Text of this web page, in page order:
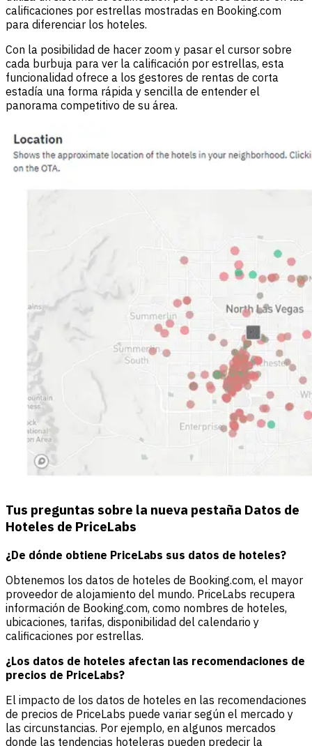
calificaciones por estrellas mostradas en Booking.com
para diferenciar los hoteles.
Con la posibilidad de hacer zoom y pasar el cursor sobre
cada burbuja para ver la calificación por estrellas, esta
funcionalidad ofrece a los gestores de rentas de corta
estadía una forma rápida y sencilla de entender el
panorama competitivo de su área.
Tus preguntas sobre la nueva pestaña Datos de
Hoteles de PriceLabs
¿De dónde obtiene PriceLabs sus datos de hoteles?
Obtenemos los datos de hoteles de Booking.com, el mayor
proveedor de alojamiento del mundo. PriceLabs recupera
información de Booking.com, como nombres de hoteles,
ubicaciones, tarifas, disponibilidad del calendario y
calificaciones por estrellas.
¿Los datos de hoteles afectan las recomendaciones de
precios de PriceLabs?
El impacto de los datos de hoteles en las recomendaciones
de precios de PriceLabs puede variar según el mercado y
las circunstancias. Por ejemplo, en algunos mercados
donde las tendencias hoteleras pueden predecir la